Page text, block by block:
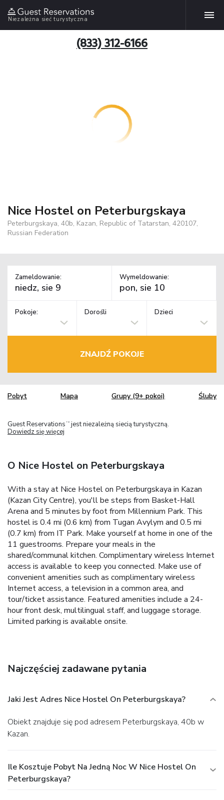
Niezależna sieć turystyczna
(833) 312-6166
Nice Hostel on Peterburgskaya
Peterburgskaya, 40b, Kazan, Republic of Tatarstan, 420107,
Russian Federation
Zameldowanie: Wymeldowanie:
Pokoje: Dorośli Dzieci
ZNAJDŹ POKOJE
Pobyt Mapa Grupy (9+ pokoi) Śluby
Guest Reservations TM jest niezależną siecią turystyczną.
Dowiedz się więcej
O Nice Hostel on Peterburgskaya
With a stay at Nice Hostel on Peterburgskaya in Kazan
(Kazan City Centre), you'll be steps from Basket-Hall
Arena and 5 minutes by foot from Millennium Park. This
hostel is 0.4 mi (0.6 km) from Tugan Avylym and 0.5 mi
(0.7 km) from IT Park. Make yourself at home in one of the
11 guestrooms. Prepare your meals in the
shared/communal kitchen. Complimentary wireless Internet
access is available to keep you connected. Make use of
convenient amenities such as complimentary wireless
Internet access, a television in a common area, and
tour/ticket assistance. Featured amenities include a 24-
hour front desk, multilingual staff, and luggage storage.
Limited parking is available onsite.
Najczęściej zadawane pytania
Jaki Jest Adres Nice Hostel On Peterburgskaya?
Obiekt znajduje się pod adresem Peterburgskaya, 40b w
Kazan.
Ile Kosztuje Pobyt Na Jedną Noc W Nice Hostel On
Peterburgskaya?